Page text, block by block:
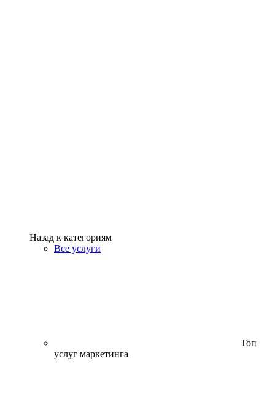
Назад к категориям
Все услуги
Топ
услуг маркетинга